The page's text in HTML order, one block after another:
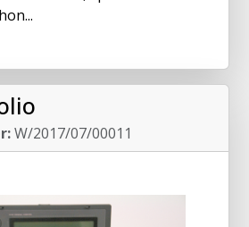
W/2017/07/00011